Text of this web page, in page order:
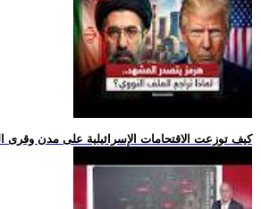
.. كيف توزعت الاقتحامات الإسرائيلية على مدن وقرى